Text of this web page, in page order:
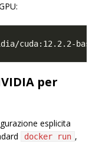
per
esplicita
docker run ,